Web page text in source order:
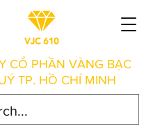
CỔ PHẦN VÀNG BẠC
TP. HỒ CHÍ MINH